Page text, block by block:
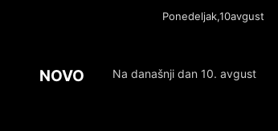
Ponedeljak,10avgust
NOVO Na današnji dan 10. avgust